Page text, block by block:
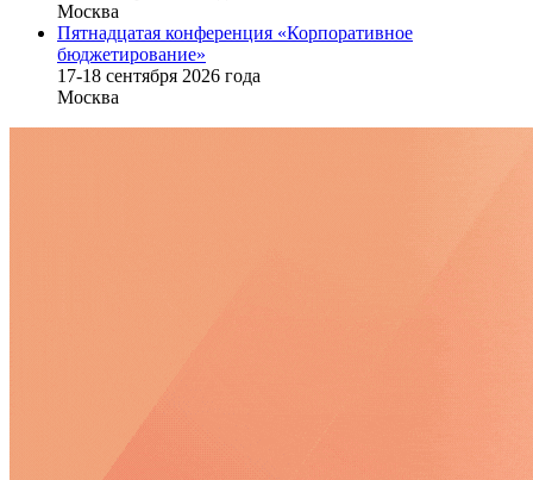
Москва
Пятнадцатая конференция «Корпоративное
бюджетирование»
17-18 сентября 2026 года
Москва